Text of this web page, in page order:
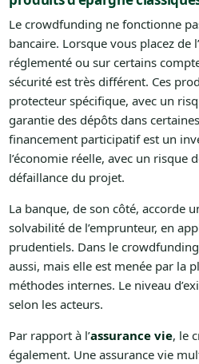
Le crowdfunding ne fonctionne
bancaire. Lorsque vous placez de
réglementé ou sur certains
sécurité est très différent. Ces
protecteur spécifique, avec un
garantie des dépôts dans
financement participatif est un
l’économie réelle, avec un risque
défaillance du projet.
La banque, de son côté, accorde
solvabilité de l’emprunteur, en
prudentiels. Dans le
aussi, mais elle est menée par la
méthodes internes. Le niveau
selon les acteurs.
Par rapport à l’assurance vie, le
également. Une assurance vie